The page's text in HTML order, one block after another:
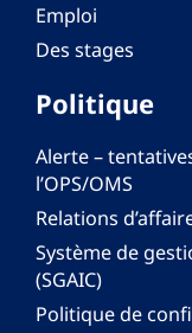
Emploi
Des stages
Politique
Alerte –
l’OPS/OMS
Relations
Système de
(SGAIC)
Politique de